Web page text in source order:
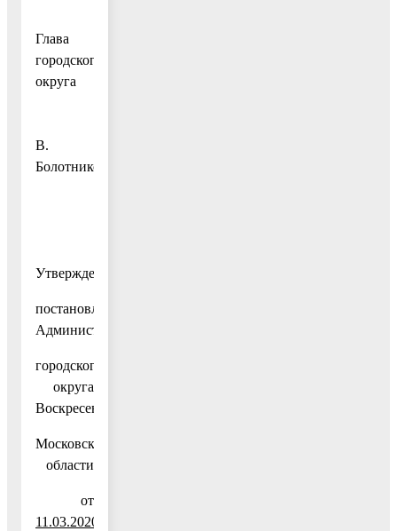
Глава
городского
округа
В.
Болотников
Утвержден
постановлением
Администрации
городского
округа
Воскресенск
Московской
области
от
11.03.2020